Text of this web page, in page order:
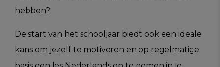
hebben?
De start van het schooljaar biedt ook een ideale
kans om jezelf te motiveren en op regelmatige
basis een les Nederlands op te nemen in je